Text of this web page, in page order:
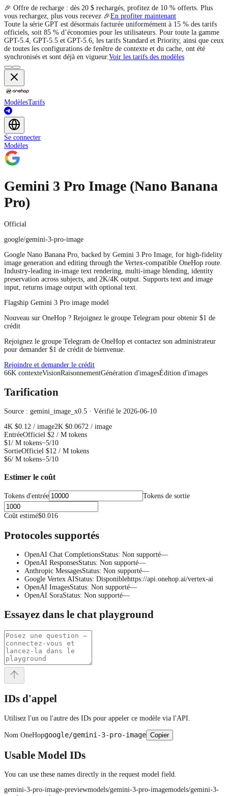
🎉 Offre de recharge : dès 20 $ rechargés, profitez de 10 % offerts. Plus
vous rechargez, plus vous recevez 🎉En profiter maintenant
Toute la série GPT est désormais facturée uniformément à 15 % des tarifs
officiels, soit 85 % d’économies pour les utilisateurs. Pour toute la gamme
GPT-5.4, GPT-5.5 et GPT-5.6, les tarifs Standard et Priority, ainsi que ceux
de toutes les configurations de fenêtre de contexte et du cache, ont été
synchronisés et sont déjà en vigueur.Voir les tarifs des modèles
ModèlesTarifs
Se connecter
Modèles
Gemini 3 Pro Image (Nano Banana
Pro)
Official
google/gemini-3-pro-image
Google Nano Banana Pro, backed by Gemini 3 Pro Image, for high-fidelity
image generation and editing through the Vertex-compatible OneHop route.
Industry-leading in-image text rendering, multi-image blending, identity
preservation across subjects, and 2K/4K output. Supports text and image
input, returns image output with optional text.
Flagship Gemini 3 Pro image model
Nouveau sur OneHop ? Rejoignez le groupe Telegram pour obtenir $1 de
crédit
Rejoignez le groupe Telegram de OneHop et contactez son administrateur
pour demander $1 de crédit de bienvenue.
Rejoindre et demander le crédit
66K contexteVisionRaisonnementGénération d'imagesÉdition d'images
Tarification
Source : gemini_image_x0.5 · Vérifié le 2026-06-10
4K $0.12 / image2K $0.0672 / image
EntréeOfficiel $2 / M tokens
$1/ M tokens−5/10
SortieOfficiel $12 / M tokens
$6/ M tokens−5/10
Estimer le coût
Tokens d'entrée Tokens de sortie
Coût estimé$0.016
Protocoles supportés
OpenAI Chat CompletionsStatus: Non supporté—
OpenAI ResponsesStatus: Non supporté—
Anthropic MessagesStatus: Non supporté—
Google Vertex AIStatus: Disponiblehttps://api.onehop.ai/vertex-ai
OpenAI ImagesStatus: Non supporté—
OpenAI SoraStatus: Non supporté—
Essayez dans le chat playground
IDs d'appel
Utilisez l'un ou l'autre des IDs pour appeler ce modèle via l'API.
Nom OneHopgoogle/gemini-3-pro-image Copier
Usable Model IDs
You can use these names directly in the request model field.
gemini-3-pro-image-previewmodels/gemini-3-pro-imagemodels/gemini-3-